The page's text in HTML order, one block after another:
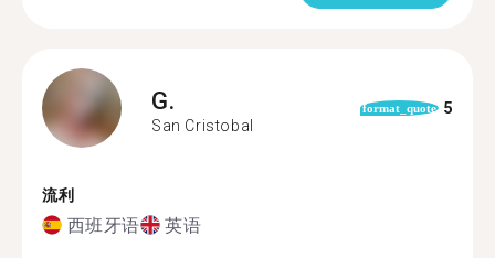
G.
San Cristobal
format_quote 5
流利
西班牙语 英语